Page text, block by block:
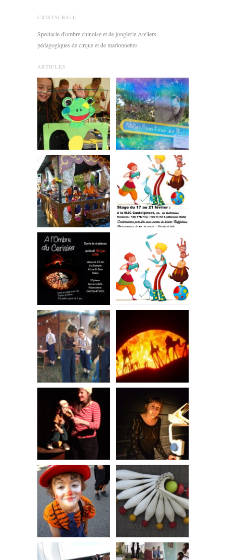
CRISTALBALL
Spectacle d'ombre chinoise et de jonglerie Ateliers
pédagogiques de cirque et de marionnettes
ARTICLES